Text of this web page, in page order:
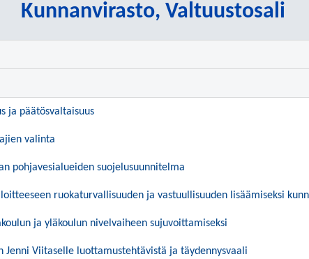
Kunnanvirasto, Valtuustosali
ja päätösvaltaisuus
valinta
pohjavesialueiden suojelusuunnitelma
ruokaturvallisuuden ja vastuullisuuden lisäämiseksi
ja yläkoulun nivelvaiheen sujuvoittamiseksi
Jenni Viitaselle luottamustehtävistä ja täydennysvaali